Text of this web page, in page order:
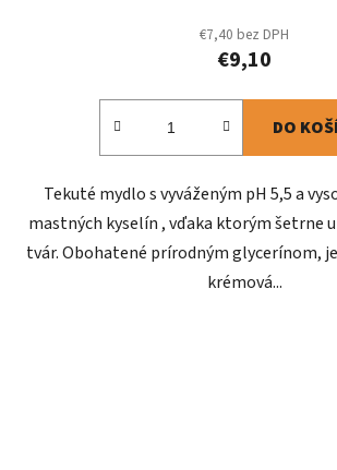
€7,40 bez DPH
€9,10
DO
Tekuté mydlo s vyváženým pH 5,5 a
mastných kyselín , vďaka ktorým šetrne
tvár. Obohatené prírodným glycerínom,
krémová...